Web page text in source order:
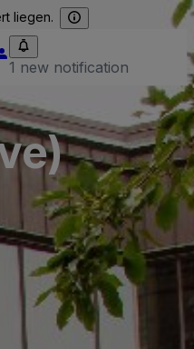
liegen.
1 new notification